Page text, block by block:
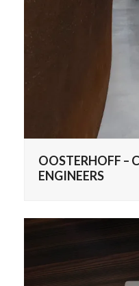
OOSTERHOFF –
ENGINEERS